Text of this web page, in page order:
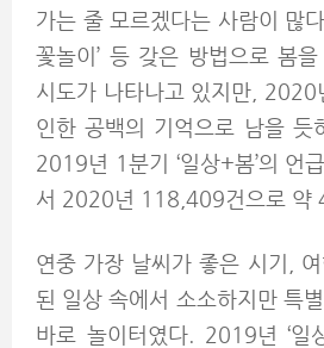
가는 줄 모르겠다는 사람이 많
꽃놀이’ 등 갖은 방법으로 봄
시도가 나타나고 있지만, 2020
인한 공백의 기억으로 남을 듯
2019년 1분기 ‘일상+봄’의 언
서 2020년 118,409건으로 약
연중 가장 날씨가 좋은 시기, 여
된 일상 속에서 소소하지만 특
바로 놀이터였다. 2019년 ‘일